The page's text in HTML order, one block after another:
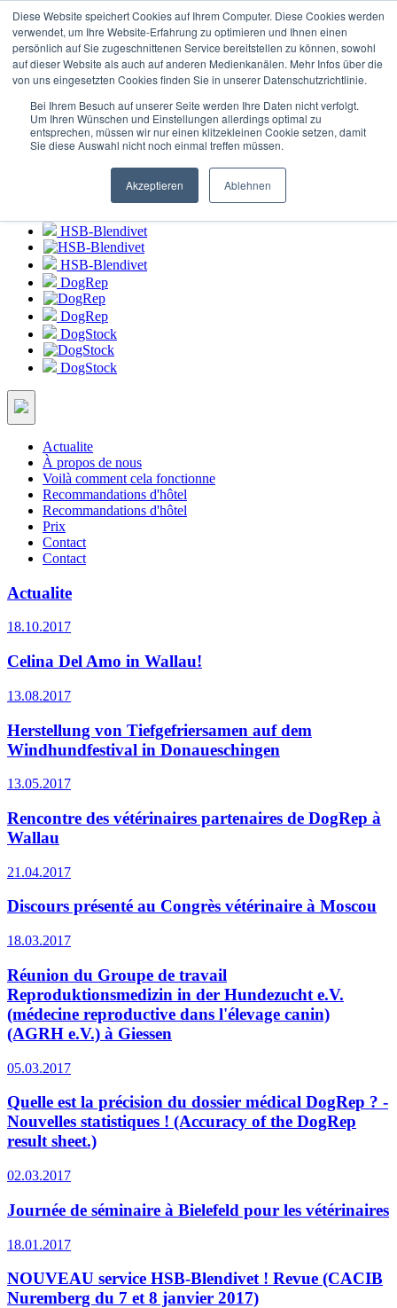
Diese Website speichert Cookies auf Ihrem Computer. Diese Cookies werden
verwendet, um Ihre Website-Erfahrung zu optimieren und Ihnen einen
persönlich auf Sie zugeschnittenen Service bereitstellen zu können, sowohl
auf dieser Website als auch auf anderen Medienkanälen. Mehr Infos über die
von uns eingesetzten Cookies finden Sie in unserer Datenschutzrichtlinie.
Bei Ihrem Besuch auf unserer Seite werden Ihre Daten nicht verfolgt.
Um Ihren Wünschen und Einstellungen allerdings optimal zu
entsprechen, müssen wir nur einen klitzekleinen Cookie setzen, damit
Sie diese Auswahl nicht noch einmal treffen müssen.
Akzeptieren Ablehnen
Connexion auportail HSB-Blendivet
HSB-Blendivet
DogRep
DogRep
DogStock
DogStock
HSB-Blendivet
HSB-Blendivet
DogRep
DogRep
DogStock
DogStock
Actualite
À propos de nous
Voilà comment cela fonctionne
Recommandations d'hôtel
Recommandations d'hôtel
Prix
Contact
Contact
Actualite
18.10.2017
Celina Del Amo in Wallau!
13.08.2017
Herstellung von Tiefgefriersamen auf dem
Windhundfestival in Donaueschingen
13.05.2017
Rencontre des vétérinaires partenaires de DogRep à
Wallau
21.04.2017
Discours présenté au Congrès vétérinaire à Moscou
18.03.2017
Réunion du Groupe de travail
Reproduktionsmedizin in der Hundezucht e.V.
(médecine reproductive dans l'élevage canin)
(AGRH e.V.) à Giessen
05.03.2017
Quelle est la précision du dossier médical DogRep ? -
Nouvelles statistiques ! (Accuracy of the DogRep
result sheet.)
02.03.2017
Journée de séminaire à Bielefeld pour les vétérinaires
18.01.2017
NOUVEAU service HSB-Blendivet ! Revue (CACIB
Nuremberg du 7 et 8 janvier 2017)